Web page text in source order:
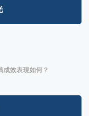
效表現如何？